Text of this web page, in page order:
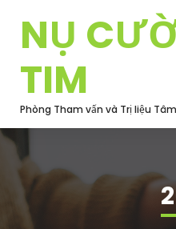
contentNỤ
TIM
Phòng Tham vấn và Trị liệu Tâm